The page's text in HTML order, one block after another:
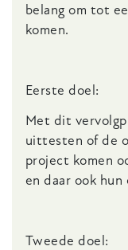
belang om tot
komen.
Eerste doel:
Met dit
uittesten of de
project komen
en daar ook
Tweede doel: